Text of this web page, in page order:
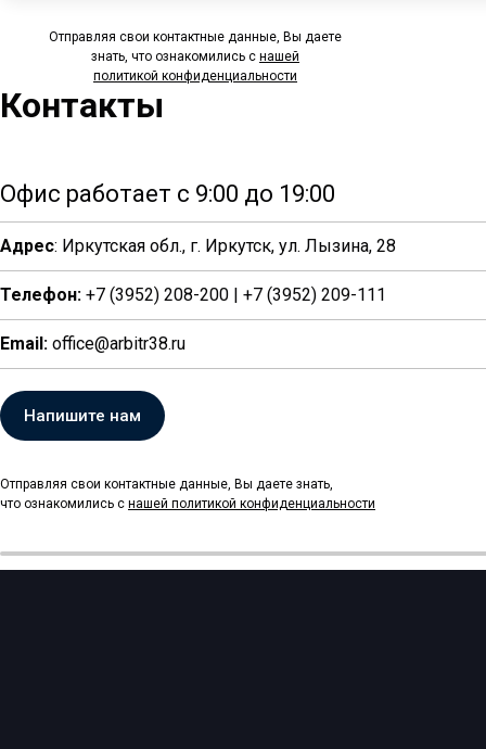
Отправляя свои контактные данные, Вы даете
знать, что ознакомились с нашей
политикой конфиденциальности
Отправляя свои контактные данные, Вы даете знать,
что ознакомились с нашей политикой конфиденциальности
Контакты
Офис работает с 9:00 до 19:00
Адрес: Иркутская обл., г. Иркутск, ул. Лызина, 28
Телефон: +7 (3952) 208-200 | +7 (3952) 209-111
Email: office@arbitr38.ru
Напишите нам